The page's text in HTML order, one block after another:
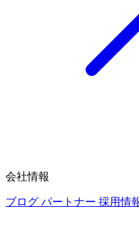
会社情報
ブログ パートナー 採用情